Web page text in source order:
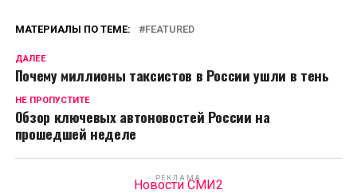
МАТЕРИАЛЫ ПО ТЕМЕ: FEATURED
ДАЛЕЕ
Почему миллионы таксистов в России ушли в тень
НЕ ПРОПУСТИТЕ
Обзор ключевых автоновостей России на
прошедшей неделе
РЕКЛАМА
Новости СМИ2